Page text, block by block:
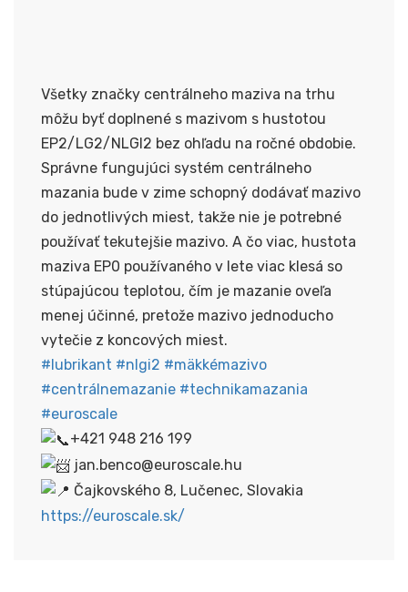
Všetky značky centrálneho maziva na trhu
môžu byť doplnené s mazivom s hustotou
EP2/LG2/NLGI2 bez ohľadu na ročné obdobie.
Správne fungujúci systém centrálneho
mazania bude v zime schopný dodávať mazivo
do jednotlivých miest, takže nie je potrebné
používať tekutejšie mazivo. A čo viac, hustota
maziva EP0 používaného v lete viac klesá so
stúpajúcou teplotou, čím je mazanie oveľa
menej účinné, pretože mazivo jednoducho
vytečie z koncových miest.
#lubrikant #nlgi2 #mäkkémazivo
#centrálnemazanie #technikamazania
#euroscale
+421 948 216 199
jan.benco@euroscale.hu
Čajkovského 8, Lučenec, Slovakia
https://euroscale.sk/